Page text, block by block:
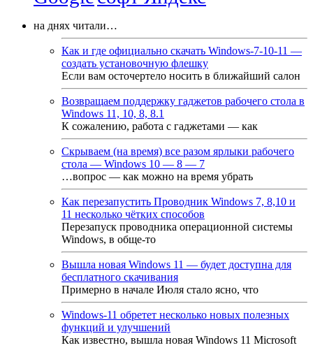
на днях читали…
Как и где официально скачать Windows-7-10-11 —
создать установочную флешку
Если вам осточертело носить в ближайший салон
Возвращаем поддержку гаджетов рабочего стола в
Windows 11, 10, 8, 8.1
К сожалению, работа с гаджетами — как
Скрываем (на время) все разом ярлыки рабочего
стола — Windows 10 — 8 — 7
…вопрос — как можно на время убрать
Как перезапустить Проводник Windows 7, 8,10 и
11 несколько чётких способов
Перезапуск проводника операционной системы
Windows, в обще-то
Вышла новая Windows 11 — будет доступна для
бесплатного скачивания
Примерно в начале Июля стало ясно, что
Windows-11 обретет несколько новых полезных
функций и улучшений
Как известно, вышла новая Windows 11 Microsoft